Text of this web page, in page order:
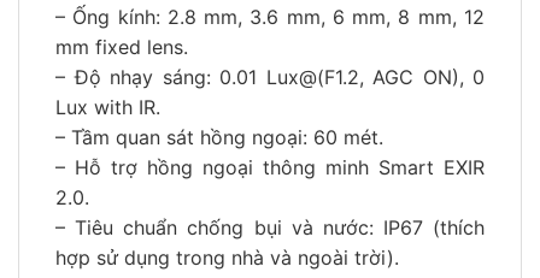
– Ống kính: 2.8 mm, 3.6 mm, 6 mm, 8 mm, 12
mm fixed lens.
– Độ nhạy sáng: 0.01 Lux@(F1.2, AGC ON), 0
Lux with IR.
– Tầm quan sát hồng ngoại: 60 mét.
– Hỗ trợ hồng ngoại thông minh Smart EXIR
2.0.
– Tiêu chuẩn chống bụi và nước: IP67 (thích
hợp sử dụng trong nhà và ngoài trời).